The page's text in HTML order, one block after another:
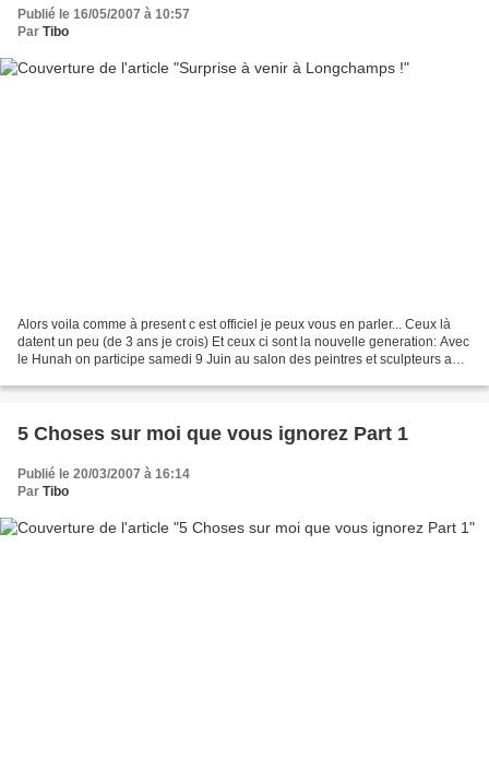
Publié le 16/05/2007 à 10:57
Par Tibo
Alors voila comme à present c est officiel je peux vous en parler... Ceux là
datent un peu (de 3 ans je crois) Et ceux ci sont la nouvelle generation: Avec
le Hunah on participe samedi 9 Juin au salon des peintres et sculpteurs au
5 Choses sur moi que vous ignorez Part 1
Publié le 20/03/2007 à 16:14
Par Tibo